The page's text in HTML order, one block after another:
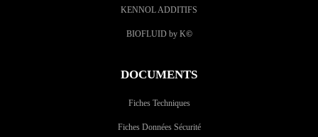
KENNOL ADDITIFS
BIOFLUID by K©
DOCUMENTS
Fiches Techniques
Fiches Données Sécurité